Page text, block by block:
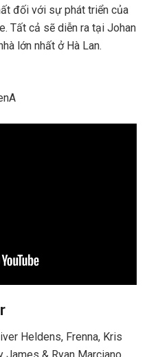
đối với sự phát triển của
Tất cả sẽ diễn ra tại Johan
lớn nhất ở Hà Lan.
Heldens, Frenna, Kris
& Ryan Marciano,